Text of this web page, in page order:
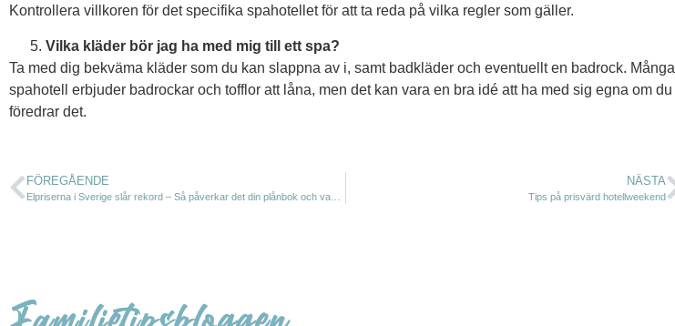
Kontrollera villkoren för det specifika spahotellet för att ta reda på vilka regler som gäller.
Vilka kläder bör jag ha med mig till ett spa?
Ta med dig bekväma kläder som du kan slappna av i, samt badkläder och eventuellt en badrock. Många
spahotell erbjuder badrockar och tofflor att låna, men det kan vara en bra idé att ha med sig egna om du
föredrar det.
FÖREGÅENDE NÄSTA
Tips på prisvärd hotellweekend